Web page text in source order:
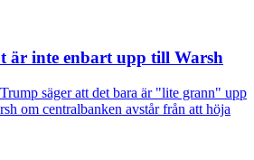
är inte enbart upp till Warsh
säger att det bara är "lite grann" upp
om centralbanken avstår från att höja